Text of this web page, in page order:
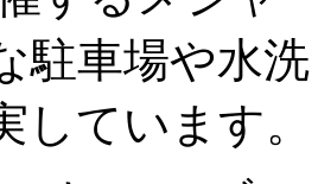
駐車場や水
しています。